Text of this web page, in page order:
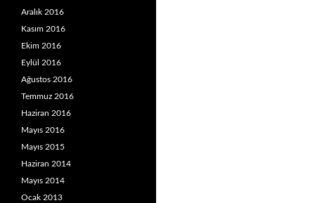
Aralık 2016
Kasım 2016
Ekim 2016
Eylül 2016
Ağustos 2016
Temmuz 2016
Haziran 2016
Mayıs 2016
Mayıs 2015
Haziran 2014
Mayıs 2014
Ocak 2013